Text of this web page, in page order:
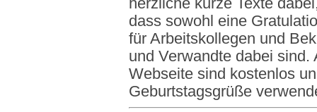
dass sowohl eine
für Arbeitskollegen und
und Verwandte dabei
Webseite sind kostenlos
Geburtstagsgrüße